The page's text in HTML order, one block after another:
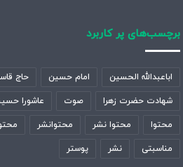
برچسب‌های پر کاربرد
اباعبدالله الحسین امام حسین حاج
شهادت حضرت زهرا صوت عاشورا
محتوا محتوا نشر محتوانشر
مناسبتی نشر پوستر